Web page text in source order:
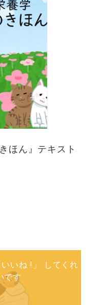
ほん』テキスト
いね !」 してくれ
です